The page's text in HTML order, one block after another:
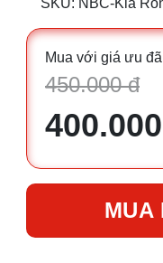
SKU: NBC-Kia
Mua với giá ưu
450.000 đ
MUA